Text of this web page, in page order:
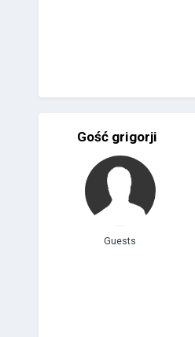
Gość grigorji
Guests